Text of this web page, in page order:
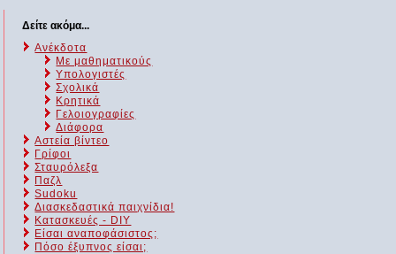
Δείτε ακόμα...
Ανέκδοτα
Με μαθηματικούς
Υπολογιστές
Σχολικά
Κρητικά
Γελοιογραφίες
Διάφορα
Αστεία βίντεο
Γρίφοι
Σταυρόλεξα
Παζλ
Sudoku
Διασκεδαστικά παιχνίδια!
Κατασκευές - DIY
Είσαι αναποφάσιστος;
Πόσο έξυπνος είσαι;